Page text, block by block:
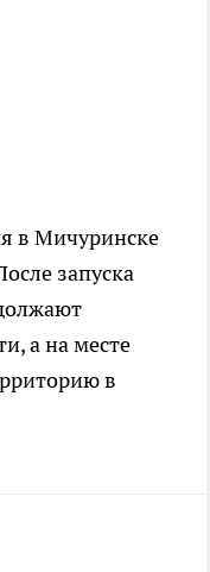
в Мичуринске
запуска
а на месте
в